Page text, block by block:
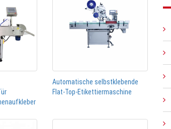
Automatische selbstklebende
Flat-Top-Etikettiermaschine